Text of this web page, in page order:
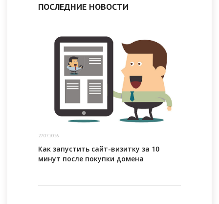
ПОСЛЕДНИЕ НОВОСТИ
27.07.2026
Как запустить сайт-визитку за 10
минут после покупки домена